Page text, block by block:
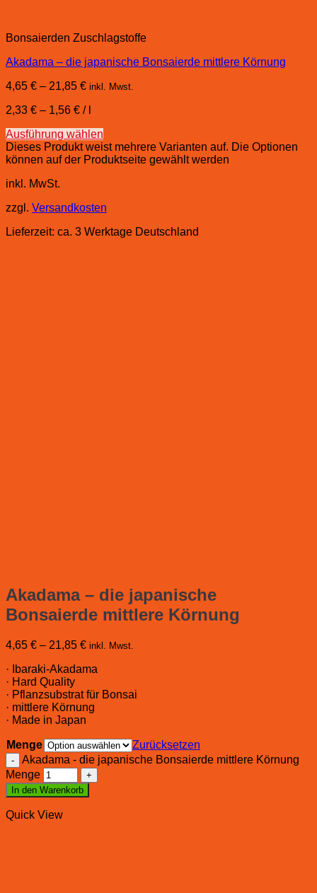
Bonsaierden Zuschlagstoffe
Akadama – die japanische Bonsaierde mittlere Körnung
4,65 € – 21,85 € inkl. Mwst.
2,33 € – 1,56 € /
Ausführung wählen
Dieses Produkt weist mehrere Varianten auf. Die Optionen
können auf der Produktseite gewählt werden
inkl. MwSt.
zzgl. Versandkosten
Lieferzeit: ca. 3 Werktage Deutschland
Akadama – die japanische
Bonsaierde mittlere Körnung
4,65 € – 21,85 € inkl. Mwst.
· Ibaraki-Akadama
· Hard Quality
· Pflanzsubstrat für Bonsai
· mittlere Körnung
· Made in Japan
Menge
Zurücksetzen
Akadama - die japanische Bonsaierde mittlere Körnung
Menge
In den Warenkorb
Quick View